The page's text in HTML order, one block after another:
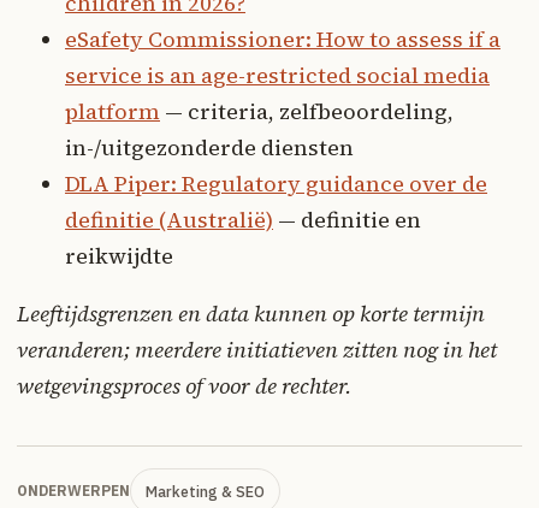
eSafety Commissioner: How to assess if a
service is an age-restricted social media
platform — criteria, zelfbeoordeling,
in-/uitgezonderde diensten
DLA Piper: Regulatory guidance over de
definitie (Australië) — definitie en
reikwijdte
Leeftijdsgrenzen en data kunnen op korte termijn
veranderen; meerdere initiatieven zitten nog in het
wetgevingsproces of voor de rechter.
ONDERWERPEN Marketing & SEO